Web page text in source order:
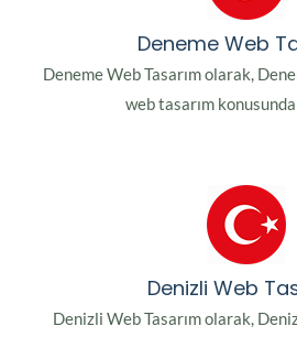
Deneme Web
Deneme Web Tasarım olarak,
web tasarım konusunda
Denizli Web
Denizli Web Tasarım olarak,